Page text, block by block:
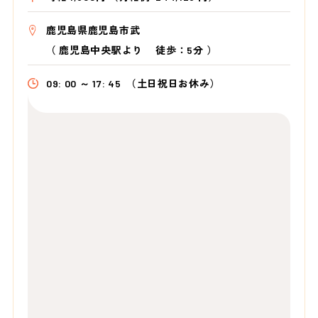
鹿児島県鹿児島市武
（ 鹿児島中央駅より徒歩：5分 ）
09: 00 ～ 17: 45 （土日祝日お休み）